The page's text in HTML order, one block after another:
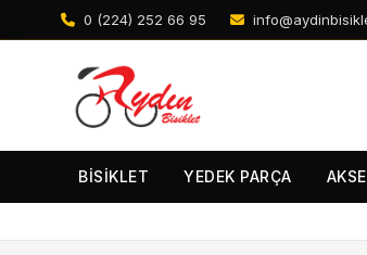
0 (224) 252 66 95
BİSİKLET YEDEK PARÇA